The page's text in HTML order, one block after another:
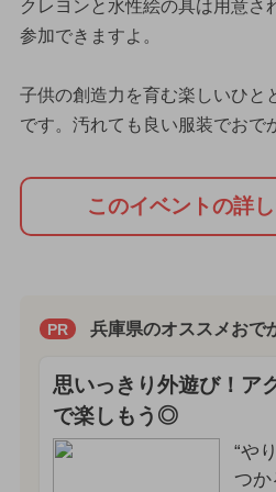
クレヨンと水性絵の具は用意さ
参加できますよ。
子供の創造力を育む楽しいひと
です。汚れても良い服装でおで
このイベントの詳
PR 兵庫県のオススメおで
思いっきり外遊び！ア
で楽しもう◎
“や
つか